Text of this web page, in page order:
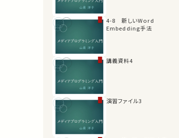
4-8 新しいWord
Embedding手法
講義資料4
演習ファイル3